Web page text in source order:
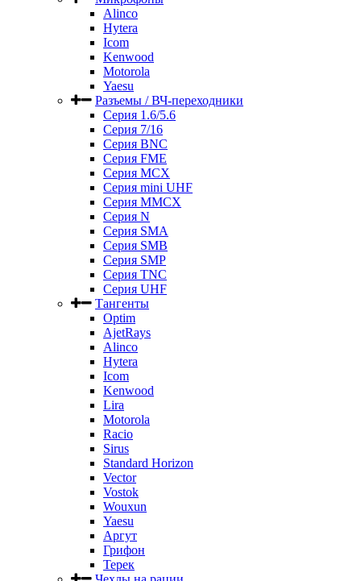
Alinco
Hytera
Icom
Kenwood
Motorola
Yaesu
Разъемы / ВЧ-переходники
Серия 1.6/5.6
Серия 7/16
Серия BNC
Серия FME
Серия MCX
Серия mini UHF
Серия MMCX
Серия N
Серия SMA
Серия SMB
Серия SMP
Серия TNC
Серия UHF
Тангенты
Optim
AjetRays
Alinco
Hytera
Icom
Kenwood
Lira
Motorola
Racio
Sirus
Standard Horizon
Vector
Vostok
Wouxun
Yaesu
Аргут
Грифон
Терек